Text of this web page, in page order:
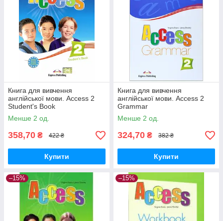
Книга для вивчення
англійської мови. Access 2
Student's Book
Менше 2 од.
358,70 ₴ 422 ₴
Купити
Книга для вивчення
англійської мови. Access 2
Grammar
Менше 2 од.
324,70 ₴ 382 ₴
Купити
–15% –15%